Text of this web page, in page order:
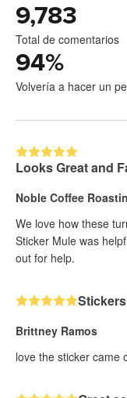
9,783
Total de comentarios
94%
Volvería a hacer un
Looks Great and
Noble Coffee
We love how these
Sticker Mule was
out for help.
Stickers
Brittney Ramos
love the sticker came